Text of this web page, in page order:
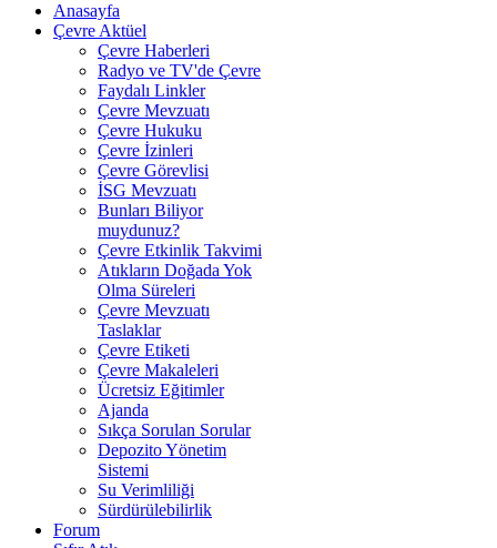
Anasayfa
Çevre Aktüel
Çevre Haberleri
Radyo ve TV'de Çevre
Faydalı Linkler
Çevre Mevzuatı
Çevre Hukuku
Çevre İzinleri
Çevre Görevlisi
İSG Mevzuatı
Bunları Biliyor
muydunuz?
Çevre Etkinlik Takvimi
Atıkların Doğada Yok
Olma Süreleri
Çevre Mevzuatı
Taslaklar
Çevre Etiketi
Çevre Makaleleri
Ücretsiz Eğitimler
Ajanda
Sıkça Sorulan Sorular
Depozito Yönetim
Sistemi
Su Verimliliği
Sürdürülebilirlik
Forum